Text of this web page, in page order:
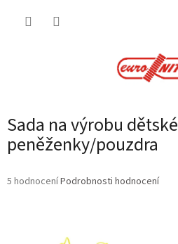
Sada na výrobu dětské
peněženky/pouzdra
Průměrné
5 hodnoceníPodrobnosti hodnocení